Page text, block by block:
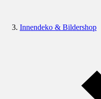
Innendeko & Bildershop